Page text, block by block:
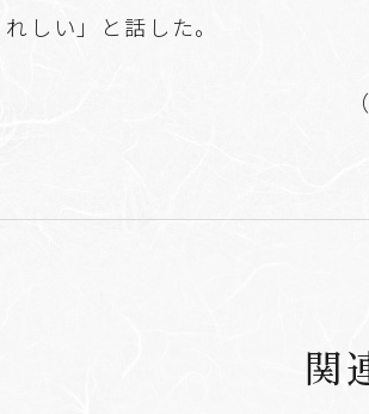
れしい」と話した。
関